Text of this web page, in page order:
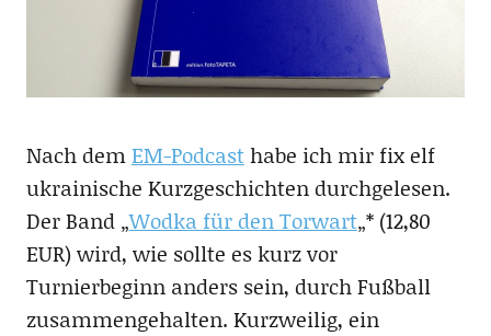
Nach demEM-Podcasthabe ich mir fix elf
ukrainische Kurzgeschichten durchgelesen.
Der Band „Wodka für den Torwart„* (12,80
EUR) wird, wie sollte es kurz vor
Turnierbeginn anders sein, durch Fußball
zusammengehalten. Kurzweilig, ein